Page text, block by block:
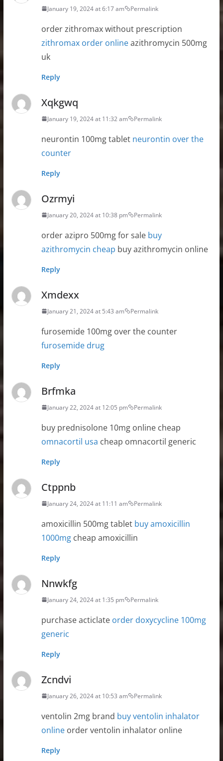
January 19, 2024 at 6:17 am Permalink
order zithromax without prescription
zithromax order onlineazithromycin 500mg
uk
Reply
Xqkgwq
January 19, 2024 at 11:32 am Permalink
neurontin 100mg tablet neurontin over the
counter
Reply
Ozrmyi
January 20, 2024 at 10:38 pm Permalink
order azipro 500mg for sale buy
azithromycin cheap buy azithromycin online
Reply
Xmdexx
January 21, 2024 at 5:43 am Permalink
furosemide 100mg over the counter
furosemide drug
Reply
Brfmka
January 22, 2024 at 12:05 pm Permalink
buy prednisolone 10mg online cheap
omnacortil usa cheap omnacortil generic
Reply
Ctppnb
January 24, 2024 at 11:11 am Permalink
amoxicillin 500mg tablet buy amoxicillin
1000mgcheap amoxicillin
Reply
Nnwkfg
January 24, 2024 at 1:35 pm Permalink
purchase acticlate order doxycycline 100mg
generic
Reply
Zcndvi
January 26, 2024 at 10:53 am Permalink
ventolin 2mg brand buy ventolin inhalator
onlineorder ventolin inhalator online
Reply